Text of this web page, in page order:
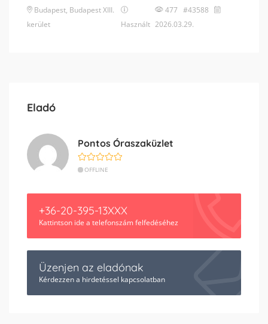
Budapest, Budapest XIII.
kerület
Használt
477 #43588
2026.03.29.
Eladó
Pontos Óraszaküzlet
OFFLINE
+36-20-395-13XXX
Kattintson ide a telefonszám felfedéséhez
Üzenjen az eladónak
Kérdezzen a hirdetéssel kapcsolatban